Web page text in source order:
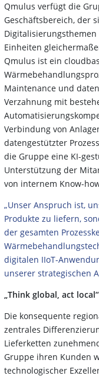
Qmulus verfügt die
Geschäftsbereich, der
Einheiten
Qmulus ist ein
Maintenance und
Verzahnung mit
Verbindung von
datengestützter
die Gruppe eine KI-
Unterstützung der
von internem Know-
„Unser Anspruch ist,
Produkte zu liefern,
der gesamten
digitalen IIoT-
unserer strategischen
„Think global, act local“
Die konsequente
zentrales
Lieferketten
Gruppe ihren Kunden
technologischer